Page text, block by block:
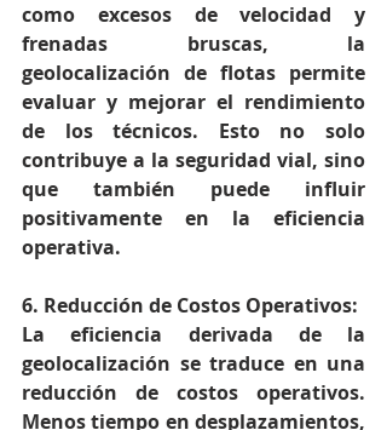
como excesos de velocidad y
frenadas bruscas, la
geolocalización de flotas permite
evaluar y mejorar el rendimiento
de los técnicos. Esto no solo
contribuye a la seguridad vial, sino
que también puede influir
positivamente en la eficiencia
operativa.
6. Reducción de Costos Operativos:
La eficiencia derivada de la
geolocalización se traduce en una
reducción de costos operativos.
Menos tiempo en desplazamientos,